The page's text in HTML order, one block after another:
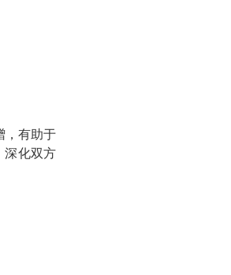
，有助于
深化双方